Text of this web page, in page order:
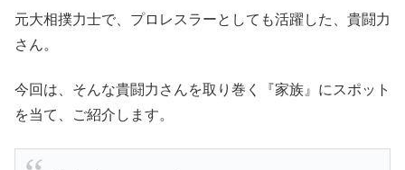
元大相撲力士で、プロレスラーとしても活躍した、貴闘力
さん。
今回は、そんな貴闘力さんを取り巻く『家族』にスポット
を当て、ご紹介します。